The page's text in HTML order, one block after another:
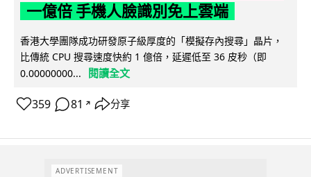
一億倍 手機人臉識別免上雲端
香港大學團隊成功研發原子級厚度的「模擬存內搜尋」晶片，
比傳統 CPU 搜尋速度快約 1 億倍，延遲低至 36 皮秒（即
0.00000000...
閱讀全文
359 81 ↗ 分享
ADVERTISEMENT